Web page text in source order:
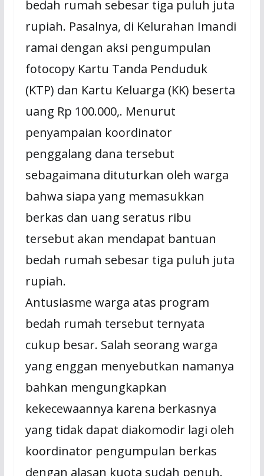
bedah rumah sebesar tiga puluh juta
rupiah. Pasalnya, di Kelurahan Imandi
ramai dengan aksi pengumpulan
fotocopy Kartu Tanda Penduduk
(KTP) dan Kartu Keluarga (KK) beserta
uang Rp 100.000,. Menurut
penyampaian koordinator
penggalang dana tersebut
sebagaimana dituturkan oleh warga
bahwa siapa yang memasukkan
berkas dan uang seratus ribu
tersebut akan mendapat bantuan
bedah rumah sebesar tiga puluh juta
rupiah.
Antusiasme warga atas program
bedah rumah tersebut ternyata
cukup besar. Salah seorang warga
yang enggan menyebutkan namanya
bahkan mengungkapkan
kekecewaannya karena berkasnya
yang tidak dapat diakomodir lagi oleh
koordinator pengumpulan berkas
dengan alasan kuota sudah penuh.